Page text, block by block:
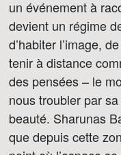
un événement à
devient un régime
d’habiter l’image,
tenir à distance
des pensées – le
nous troubler par
beauté. Sharunas
que depuis cette